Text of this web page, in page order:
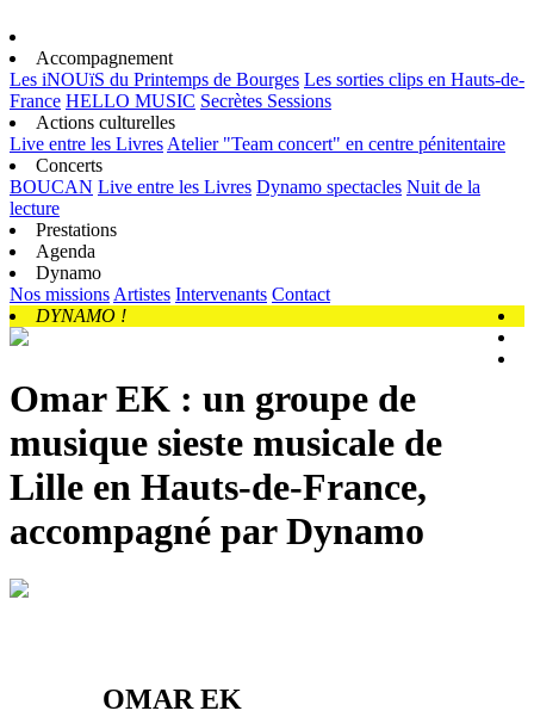
Accompagnement
Les iNOUïS du Printemps de Bourges Les sorties clips en Hauts-de-
France HELLO MUSIC Secrètes Sessions
Actions culturelles
Live entre les Livres Atelier "Team concert" en centre pénitentaire
Concerts
BOUCAN Live entre les Livres Dynamo spectacles Nuit de la
lecture
Prestations
Agenda
Dynamo
Nos missions Artistes Intervenants Contact
DYNAMO !
Omar EK : un groupe de
musique sieste musicale de
Lille en Hauts-de-France,
accompagné par Dynamo
OMAR EK